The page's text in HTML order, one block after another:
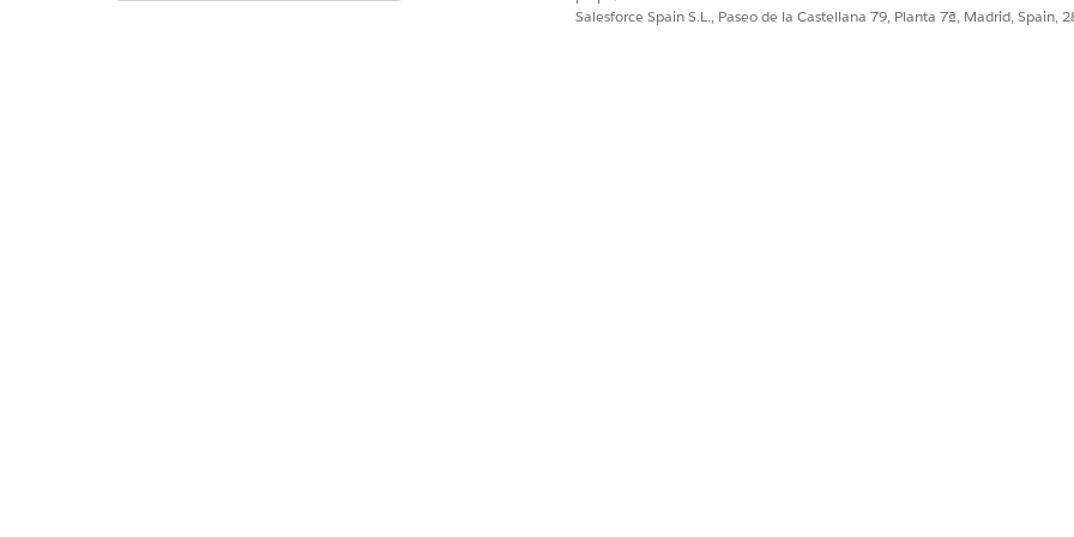
Salesforce Spain S.L., Paseo de la Castellana 79, Planta 7ª, Madrid, Spain,